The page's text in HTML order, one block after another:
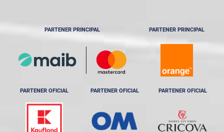
PARTENER PRINCIPAL PARTENER PRINCIPAL
PARTENER OFICIAL PARTENER OFICIAL PARTENER OFICIAL